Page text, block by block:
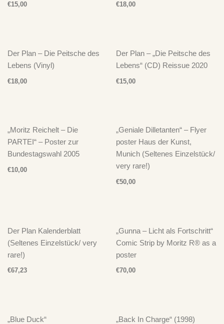
€15,00 €18,00
Der Plan – Die Peitsche des
Lebens (Vinyl)
€18,00
Der Plan – „Die Peitsche des
Lebens“ (CD) Reissue 2020
€15,00
„Moritz Reichelt – Die
PARTEI“ – Poster zur
Bundestagswahl 2005
€10,00
„Geniale Dilletanten“ – Flyer
poster Haus der Kunst,
Munich (Seltenes Einzelstück/
very rare!)
€50,00
Der Plan Kalenderblatt
(Seltenes Einzelstück/ very
rare!)
€67,23
„Gunna – Licht als Fortschritt“
Comic Strip by Moritz R® as a
poster
€70,00
„Blue Duck“ „Back In Charge“ (1998)